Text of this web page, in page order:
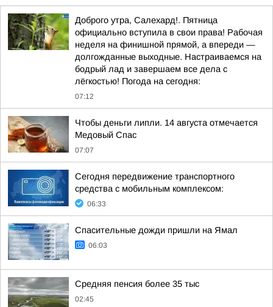
Доброго утра, Салехард!. Пятница
официально вступила в свои права! Рабочая
неделя на финишной прямой, а впереди —
долгожданные выходные. Настраиваемся на
бодрый лад и завершаем все дела с
лёгкостью! Погода на сегодня:
07:12
Чтобы деньги липли. 14 августа отмечается
Медовый Спас
07:07
Сегодня передвижение транспортного
средства с мобильным комплексом:
06:33
Спасительные дожди пришли на Ямал
06:03
Средняя пенсия более 35 тыс
02:45